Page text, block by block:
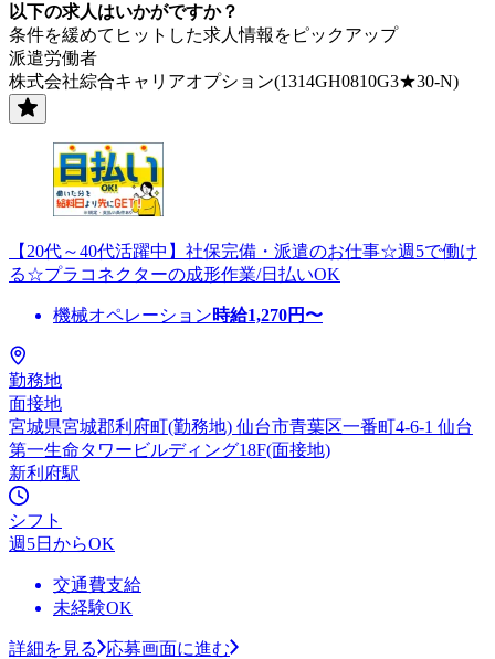
以下の求人はいかがですか？
条件を緩めてヒットした求人情報をピックアップ
派遣労働者
株式会社綜合キャリアオプション(1314GH0810G3★30-N)
【20代～40代活躍中】社保完備・派遣のお仕事☆週5で働け
る☆プラコネクターの成形作業/日払いOK
機械オペレーション時給1,270円〜
勤務地
面接地
宮城県宮城郡利府町(勤務地) 仙台市青葉区一番町4-6-1 仙台
第一生命タワービルディング18F(面接地)
新利府駅
シフト
週5日からOK
交通費支給
未経験OK
詳細を見る
応募画面に進む